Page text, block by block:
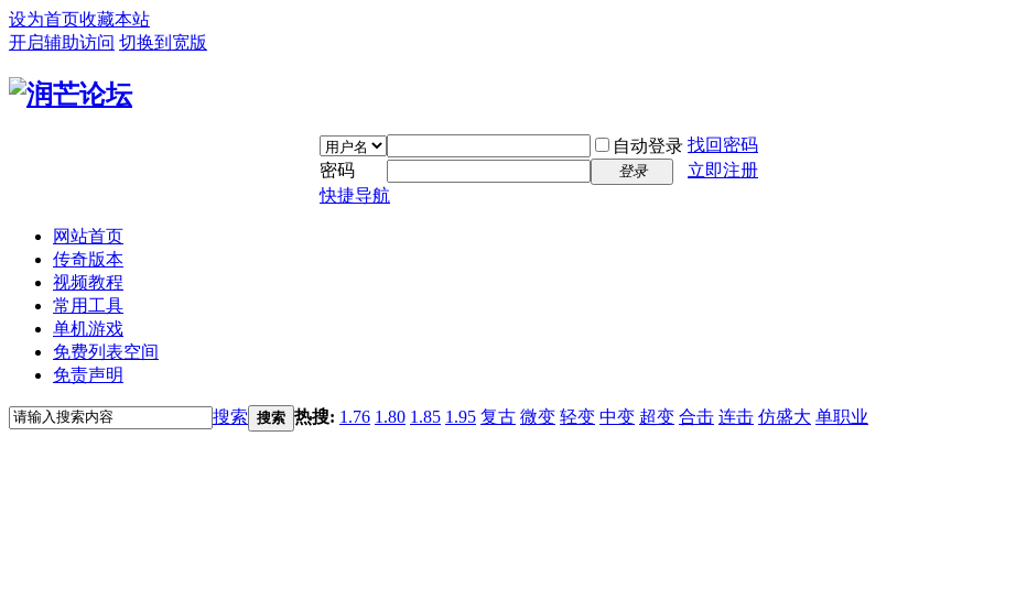
设为首页收藏本站
开启辅助访问 切换到宽版
自动登录 找回密码
密码
登录
立即注册
快捷导航
网站首页
传奇版本
视频教程
常用工具
单机游戏
免费列表空间
免责声明
搜索 搜索 热搜: 1.76 1.80 1.85 1.95 复古 微变 轻变 中变 超变 合击 连击 仿盛大 单职业